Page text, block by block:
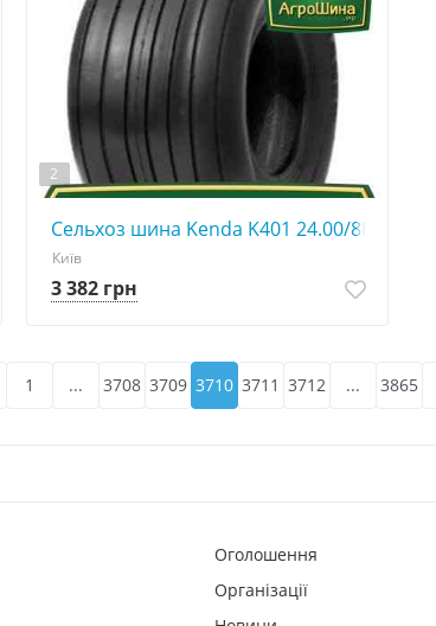
2
Сельхоз шина Kenda K401 24.00/8R14.5
Київ
3 382 грн
1 ... 3708 3709 3710 3711 3712 ... 3865
Оголошення
Організації